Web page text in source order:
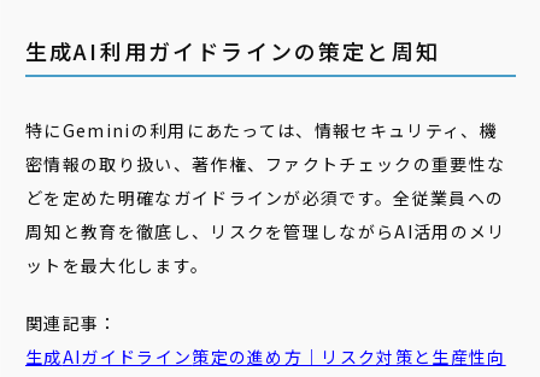
生成AI利用ガイドラインの策定と周知
特にGeminiの利用にあたっては、情報セキュリティ、機
密情報の取り扱い、著作権、ファクトチェックの重要性な
どを定めた明確なガイドラインが必須です。全従業員への
周知と教育を徹底し、リスクを管理しながらAI活用のメリ
ットを最大化します。
関連記事：
生成AIガイドライン策定の進め方｜リスク対策と生産性向